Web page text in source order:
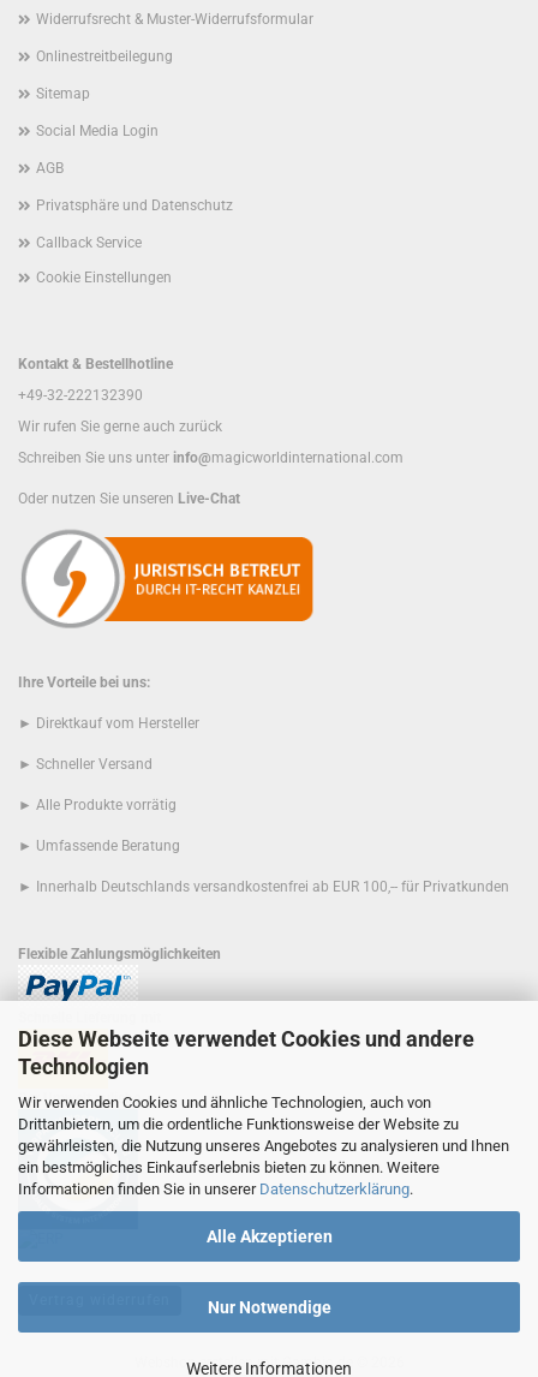
Diese Webseite verwendet Cookies und andere
Technologien
Wir verwenden Cookies und ähnliche Technologien, auch von
Drittanbietern, um die ordentliche Funktionsweise der Website zu
gewährleisten, die Nutzung unseres Angebotes zu analysieren und Ihnen
ein bestmögliches Einkaufserlebnis bieten zu können. Weitere
Informationen finden Sie in unserer Datenschutzerklärung.
Alle Akzeptieren
Nur Notwendige
Weitere Informationen
Widerrufsrecht & Muster-Widerrufsformular
Onlinestreitbeilegung
Sitemap
Social Media Login
AGB
Privatsphäre und Datenschutz
Callback Service
Cookie Einstellungen
Kontakt & Bestellhotline
+49-32-222132390
Wir rufen Sie gerne auch zurück
Schreiben Sie uns unter info@magicworldinternational.com
Oder nutzen Sie unseren Live-Chat
Ihre Vorteile bei uns:
► Direktkauf vom Hersteller
► Schneller Versand
► Alle Produkte vorrätig
► Umfassende Beratung
► Innerhalb Deutschlands versandkostenfrei ab EUR 100,-- für Privatkunden
Flexible Zahlungsmöglichkeiten
Der Umwelt zuliebe
Webshop erstellenmit Gambio.de © 2026